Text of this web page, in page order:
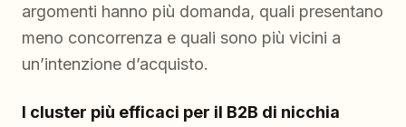
argomenti hanno più domanda, quali presentano
meno concorrenza e quali sono più vicini a
un’intenzione d’acquisto.
I cluster più efficaci per il B2B di nicchia